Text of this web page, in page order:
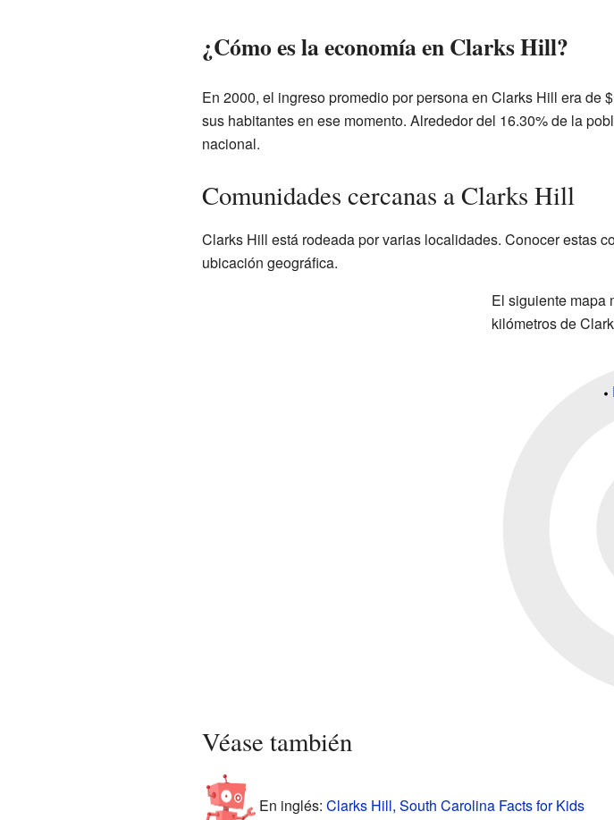
¿Cómo es la economía en Clarks Hill?
En 2000, el ingreso promedio por persona en Clarks Hill era
sus habitantes en ese momento. Alrededor del 16.30% de la
nacional.
Comunidades cercanas a Clarks Hill
Clarks Hill está rodeada por varias localidades. Conocer estas
ubicación geográfica.
El siguiente mapa
kilómetros de
Véase también
En inglés: Clarks Hill, South Carolina Facts for Kids